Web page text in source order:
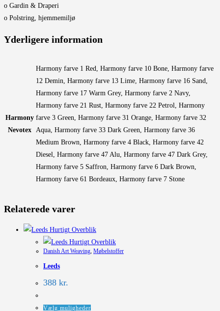
o Gardin & Draperi
o Polstring, hjemmemiljø
Yderligere information
Harmony
Nevotex
Harmony farve 1 Red, Harmony farve 10 Bone, Harmony farve
12 Demin, Harmony farve 13 Lime, Harmony farve 16 Sand,
Harmony farve 17 Warm Grey, Harmony farve 2 Navy,
Harmony farve 21 Rust, Harmony farve 22 Petrol, Harmony
farve 3 Green, Harmony farve 31 Orange, Harmony farve 32
Aqua, Harmony farve 33 Dark Green, Harmony farve 36
Medium Brown, Harmony farve 4 Black, Harmony farve 42
Diesel, Harmony farve 47 Alu, Harmony farve 47 Dark Grey,
Harmony farve 5 Saffron, Harmony farve 6 Dark Brown,
Harmony farve 61 Bordeaux, Harmony farve 7 Stone
Relaterede varer
Hurtigt Overblik
Hurtigt Overblik
Danish Art Weaving, Møbelstoffer
Leeds
388 kr.
Vælg mulighederDette